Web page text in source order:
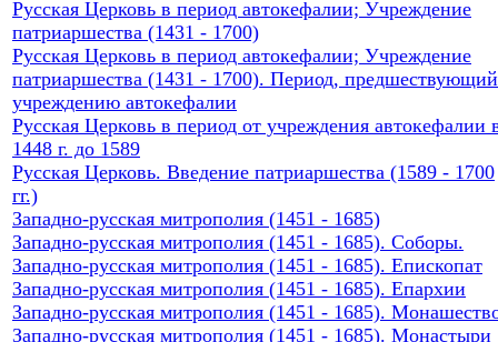
Русская Церковь в период автокефалии; Учреждение
патриаршества (1431 - 1700)
Русская Церковь в период автокефалии; Учреждение
патриаршества (1431 - 1700). Период, предшествующий
учреждению автокефалии
Русская Церковь в период от учреждения автокефалии
1448 г. до 1589
Русская Церковь. Введение патриаршества (1589 - 1700
гг.)
Западно-русская митрополия (1451 - 1685)
Западно-русская митрополия (1451 - 1685). Соборы.
Западно-русская митрополия (1451 - 1685). Епископат
Западно-русская митрополия (1451 - 1685). Епархии
Западно-русская митрополия (1451 - 1685).
Западно-русская митрополия (1451 - 1685). Монастыри